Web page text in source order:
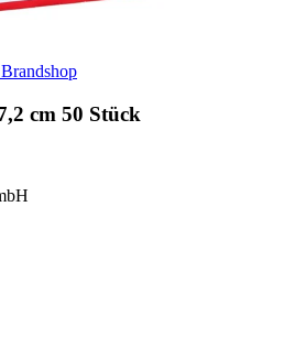
cm 50 Stück